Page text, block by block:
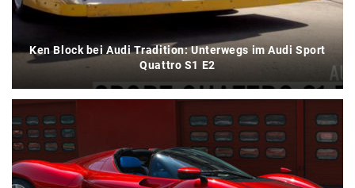
Ken Block bei Audi Tradition: Unterwegs im Audi Sport
Quattro S1 E2